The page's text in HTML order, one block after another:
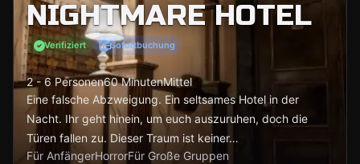
NIGHTMARE HOTEL
Verifiziert Sofortbuchung
2 - 6 Personen60 MinutenMittel
Eine falsche Abzweigung. Ein seltsames Hotel in der
Nacht. Ihr geht hinein, um euch auszuruhen, doch die
Türen fallen zu. Dieser Traum ist keiner…
Für AnfängerHorrorFür Große Gruppen